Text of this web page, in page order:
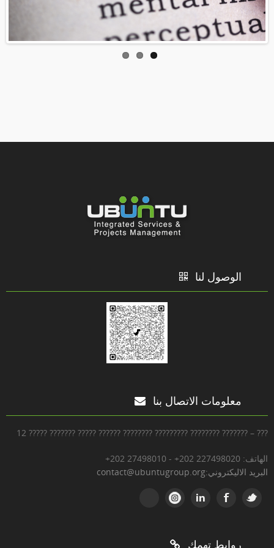
الوصول لنا
معلومات الاتصال بنا
12 ????? ??????? ????? ?????? ???????? ????????? ???????? ??????? – ???
+202 27498010 - +202 227498020 :الهاتف
contact@ubuntugroup.org:البريد الاليكتروني
روابط تهمك